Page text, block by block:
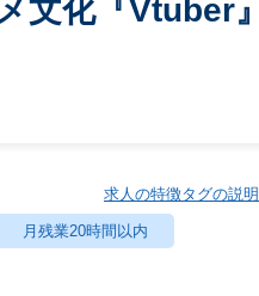
文化『Vtuber』
求人の特徴タグの説明
月残業20時間以内